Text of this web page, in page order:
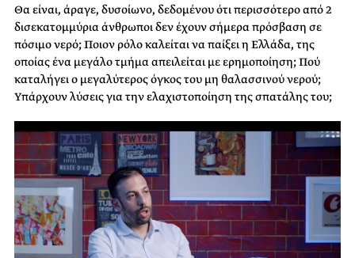
Θα είναι, άραγε, δυσοίωνο, δεδομένου ότι περισσότερο από 2
δισεκατομμύρια άνθρωποι δεν έχουν σήμερα πρόσβαση σε
πόσιμο νερό; Ποιον ρόλο καλείται να παίξει η Ελλάδα, της
οποίας ένα μεγάλο τμήμα απειλείται με ερημοποίηση; Πού
καταλήγει ο μεγαλύτερος όγκος του μη θαλασσινού νερού;
Υπάρχουν λύσεις για την ελαχιστοποίηση της σπατάλης του;